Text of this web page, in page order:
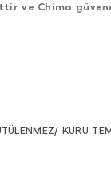
ve Chima
KURU